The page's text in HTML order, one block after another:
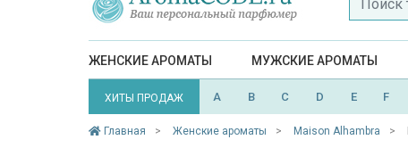
ЖЕНСКИЕ АРОМАТЫ МУЖСКИЕ АРОМАТЫ
ХИТЫ ПРОДАЖ A B C D E F
Главная Женские ароматы Maison Alhambra